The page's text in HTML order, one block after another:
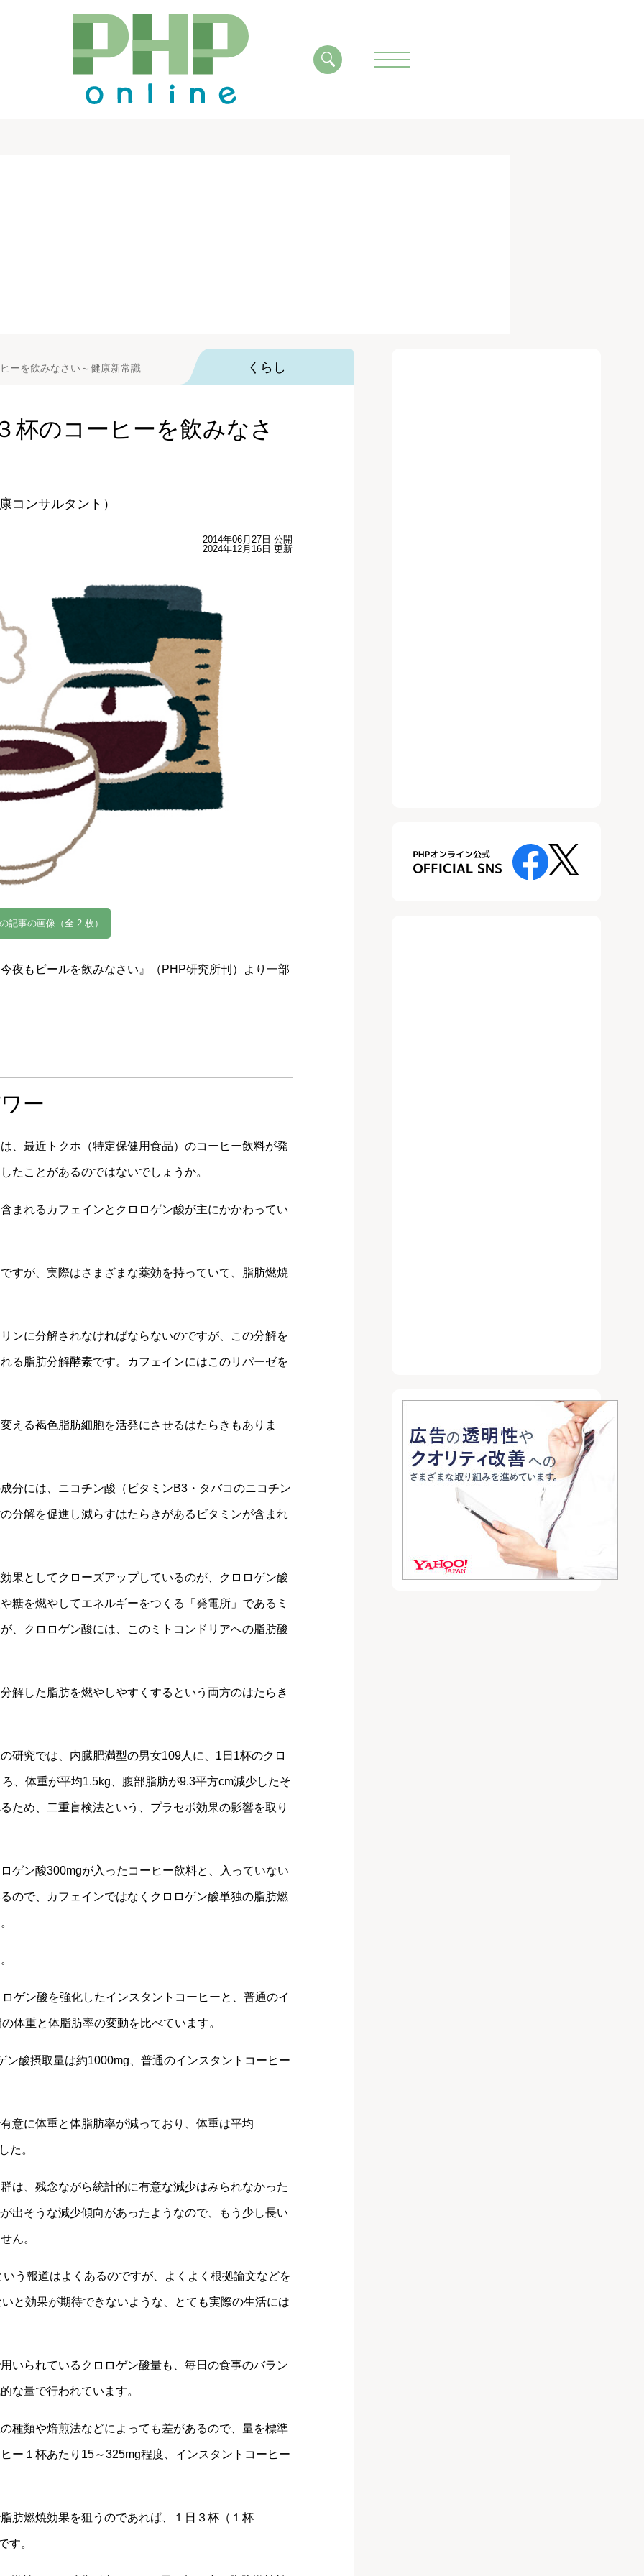
ーを飲みなさい～健康新常識 くらし
杯のコーヒーを飲みなさ
コンサルタント）
2014年06月27日 公開
2024年12月16日 更新
記事の画像（全 2 枚）
夜もビールを飲みなさい』（PHP研究所刊）より一部
ー
、最近トクホ（特定保健用食品）のコーヒー飲料が発
たことがあるのではないでしょうか。
まれるカフェインとクロロゲン酸が主にかかわってい
すが、実際はさまざまな薬効を持っていて、脂肪燃焼
ンに分解されなければならないのですが、この分解を
る脂肪分解酵素です。カフェインにはこのリパーゼを
える褐色脂肪細胞を活発にさせるはたらきもありま
分には、ニコチン酸（ビタミンB3・タバコのニコチン
分解を促進し減らすはたらきがあるビタミンが含まれ
果としてクローズアップしているのが、クロロゲン酸
糖を燃やしてエネルギーをつくる「発電所」であるミ
、クロロゲン酸には、このミトコンドリアへの脂肪酸
解した脂肪を燃やしやすくするという両方のはたらき
研究では、内臓肥満型の男女109人に、1日1杯のクロ
、体重が平均1.5kg、腹部脂肪が9.3平方cm減少したそ
ため、二重盲検法という、プラセボ効果の影響を取り
ゲン酸300mgが入ったコーヒー飲料と、入っていない
ので、カフェインではなくクロロゲン酸単独の脂肪燃
ゲン酸を強化したインスタントコーヒーと、普通のイ
体重と体脂肪率の変動を比べています。
酸摂取量は約1000mg、普通のインスタントコーヒー
意に体重と体脂肪率が減っており、体重は平均
た。
は、残念ながら統計的に有意な減少はみられなかった
出そうな減少傾向があったようなので、もう少し長い
ん。
う報道はよくあるのですが、よくよく根拠論文などを
と効果が期待できないような、とても実際の生活には
いられているクロロゲン酸量も、毎日の食事のバラン
な量で行われています。
種類や焙煎法などによっても差があるので、量を標準
ー１杯あたり15～325mg程度、インスタントコーヒー
肪燃焼効果を狙うのであれば、１日３杯（１杯
す。